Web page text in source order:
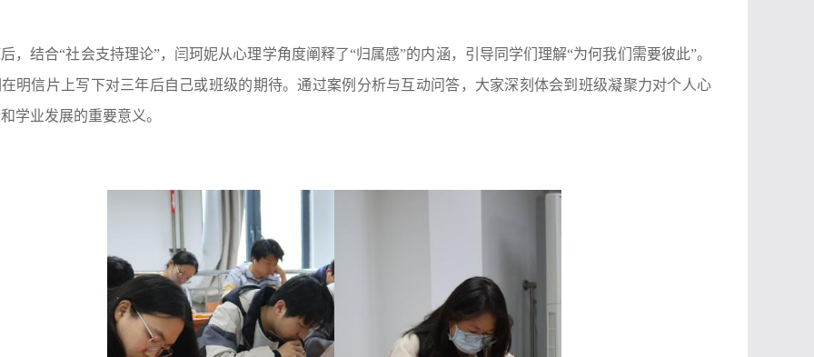
，结合“社会支持理论”，闫珂妮从心理学角度阐释了“归属感”的内涵，引导同学们理解“为何我们需要彼此”。
明信片上写下对三年后自己或班级的期待。通过案例分析与互动问答，大家深刻体会到班级凝聚力对个人心
学业发展的重要意义。